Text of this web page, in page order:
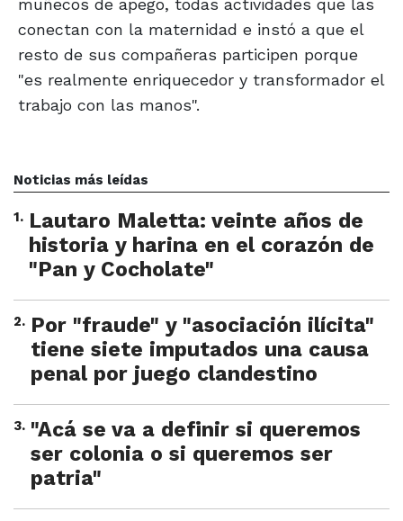
muñecos de apego, todas actividades que las
conectan con la maternidad e instó a que el
resto de sus compañeras participen porque
"es realmente enriquecedor y transformador el
trabajo con las manos".
Noticias más leídas
1. Lautaro Maletta: veinte años de
historia y harina en el corazón de
"Pan y Cocholate"
2. Por "fraude" y "asociación ilícita"
tiene siete imputados una causa
penal por juego clandestino
3. "Acá se va a definir si queremos
ser colonia o si queremos ser
patria"